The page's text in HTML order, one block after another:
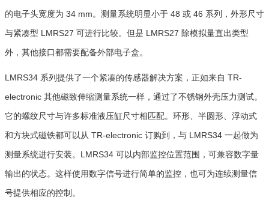
的电子头宽度为 34 mm。测量系统明显小于 48 或 46 系列，外形尺寸
与紧凑型 LMRS27 可进行比较。但是 LMRS27 除模拟量直出类型
外，其他接口都需要配备外部电子盒。
LMRS34 系列提供了一个紧凑的传感器解决方案，正如来自 TR-
electronic 其他磁致伸缩测量系统一样，通过了不锈钢外壳压力测试。
它的螺纹尺寸与许多标准液压缸尺寸相匹配。环形、半圆形、浮动式
和方块式磁铁都可以从 TR-electronic 订购到，与 LMRS34 一起做为
测量系统进行安装。LMRS34 可以内部监控位置范围，可兼容数字量
输出的状态。这样使用数字信号进行简单的监控，也可为连续测量信
号提供相应的控制。